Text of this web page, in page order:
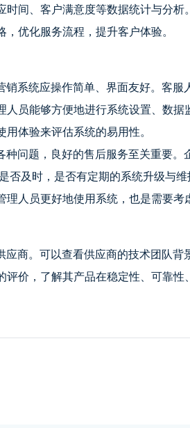
间、客户满意度等数据统计与分析
优化服务流程，提升客户体验。
系统应操作简单、界面友好。客服
员能够方便地进行系统设置、数据
体验来评估系统的易用性。
问题，良好的售后服务至关重要。
否及时，是否有定期的系统升级与
人员更好地使用系统，也是需要考
商。可以查看供应商的技术团队背
价，了解其产品在稳定性、可靠性